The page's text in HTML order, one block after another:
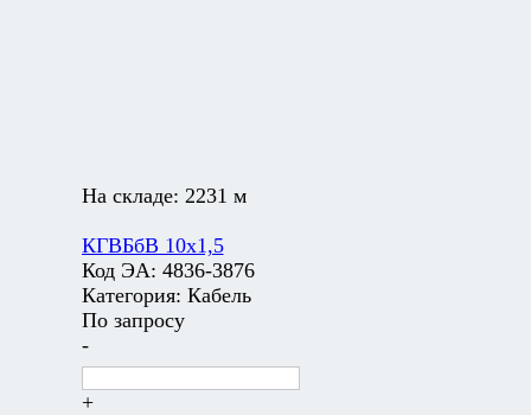
На складе: 2231 м
КГВБбВ 10х1,5
Код ЭА: 4836-3876
Категория: Кабель
По запросу
-
+